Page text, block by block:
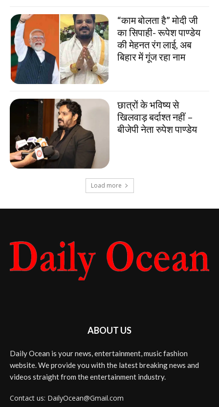
“काम बोलता है” मोदी जी
का सिपाही- रूपेश पाण्डेय
की मेहनत रंग लाई, अब
बिहार में गूंज रहा नाम
छात्रों के भविष्य से
खिलवाड़ बर्दाश्त नहीं –
बीजेपी नेता रुपेश पाण्डेय
Load more
ABOUT US
Daily Ocean is your news, entertainment, music fashion
website. We provide you with the latest breaking news and
videos straight from the entertainment industry.
Contact us: DailyOcean@Gmail.com